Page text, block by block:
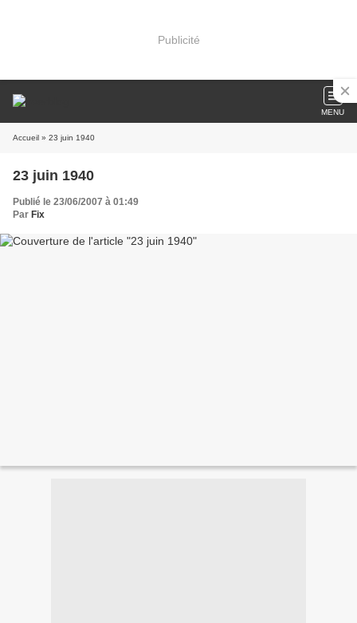
Publicité
MENU
Accueil » 23 juin 1940
23 juin 1940
Publié le 23/06/2007 à 01:49
Par Fix